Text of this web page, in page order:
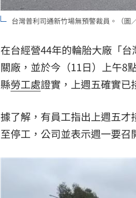
台灣普利司通新竹場無預警裁員。（圖
在台經營44年的輪胎大廠「台
關廠，並於今（11日）上午8
縣勞工處證實，上週五確實已
據了解，有員工指出上週五
至停工，公司並表示週一要